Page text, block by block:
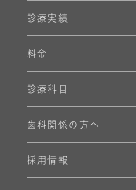
診療実績
料金
診療科目
歯科関係の方へ
採用情報